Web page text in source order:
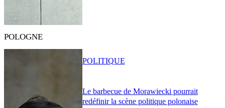
POLOGNE
Le barbecue de Morawiecki pourrait
redéfinir la scène politique polonaise
POLITIQUE